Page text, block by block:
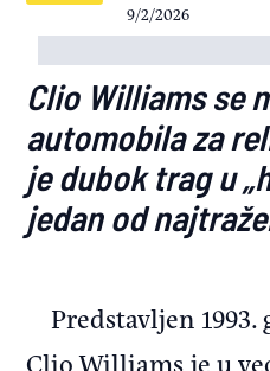
9/2/2026
Clio Williams se
automobila za
je dubok trag u
jedan od
Predstavljen
Clio Williams je u